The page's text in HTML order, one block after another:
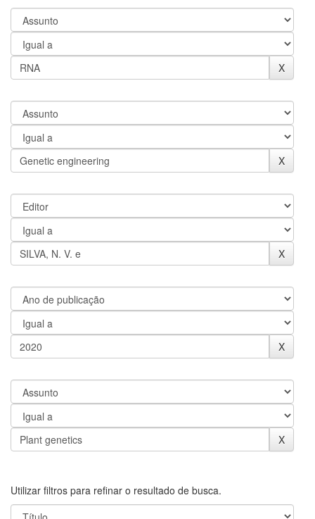
Utilizar filtros para refinar o resultado de busca.